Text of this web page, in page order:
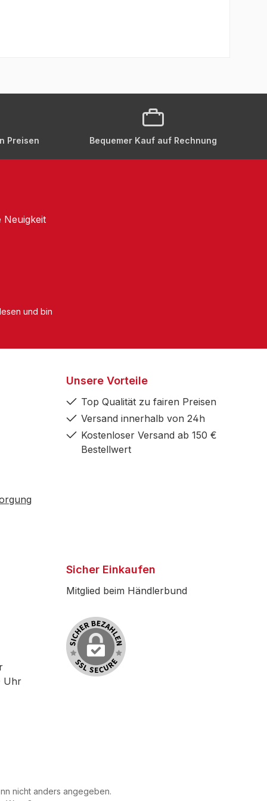
Preisen Bequemer Kauf auf Rechnung
Neuigkeit
und bin
Unsere Vorteile
Top Qualität zu fairen Preisen
Versand innerhalb von 24h
Kostenloser Versand ab 150 €
Bestellwert
Uhr
Sicher Einkaufen
Mitglied beim Händlerbund
nicht anders angegeben.